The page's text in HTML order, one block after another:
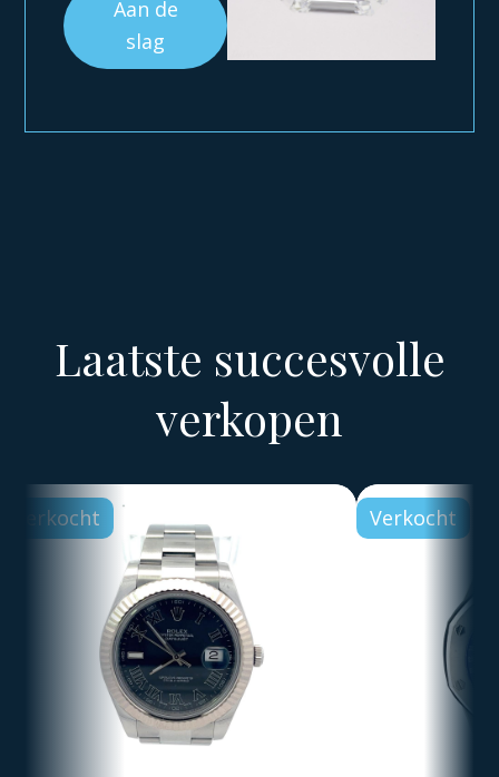
Aan de
slag
Laatste succesvolle
verkopen
Verkocht Verkocht